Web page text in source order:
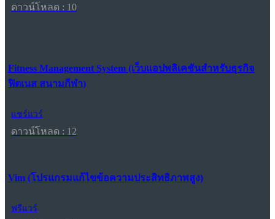
ดาวน์โหลด : 10
Fitness Management System (เว็บแอปพลิเคชันสำหรับธุรกิจ
ฟิตเนส สนามกีฬา)
แชร์แวร์
ดาวน์โหลด : 12
Vim (โปรแกรมแก้ไขข้อความประสิทธิภาพสูง)
ฟรีแวร์